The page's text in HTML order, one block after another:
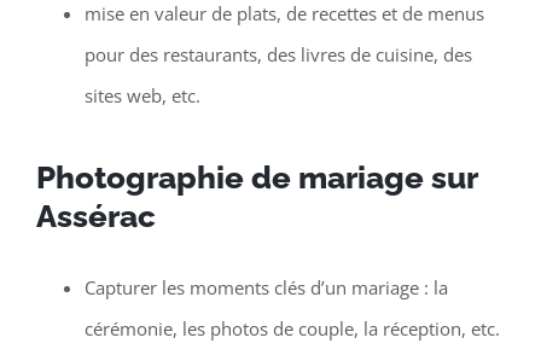
mise en valeur de plats, de recettes et de menus
pour des restaurants, des livres de cuisine, des
sites web, etc.
Photographie de mariage sur
Assérac
Capturer les moments clés d’un mariage : la
cérémonie, les photos de couple, la réception, etc.